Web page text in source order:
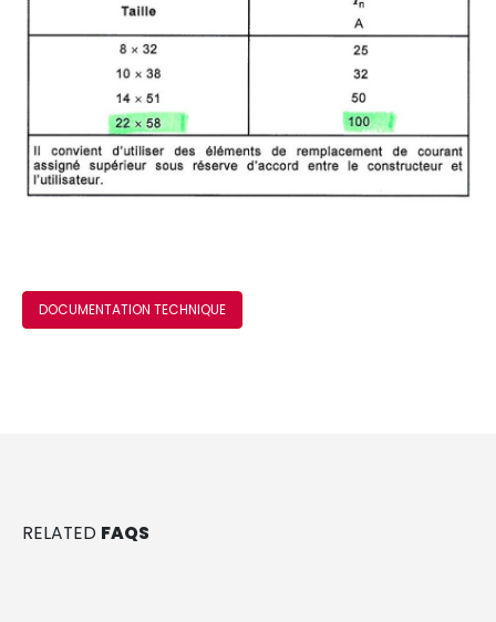
DOCUMENTATION TECHNIQUE
RELATED FAQS